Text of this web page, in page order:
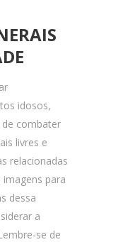
idosos,
combater
livres e
relacionadas
para
dessa
a
se de